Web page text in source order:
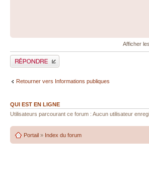
Afficher
Répondre
Retourner vers Informations publiques
QUI EST EN LIGNE
Utilisateurs parcourant ce forum : Aucun utilisateur
Portail » Index du forum